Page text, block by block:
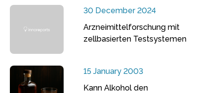
30 December 2024
Arzneimittelforschung mit
zellbasierten Testsystemen
15 January 2003
Kann Alkohol den